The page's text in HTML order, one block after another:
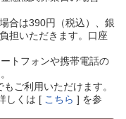
合は390円（税込）、銀
担いただきます。口座
トフォンや携帯電話の
ご利用いただけます。
しくは [ こちら ] を参